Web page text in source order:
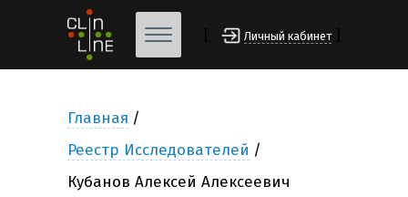
Личный кабинет
Главная
Реестр Исследователей
Кубанов Алексей Алексеевич